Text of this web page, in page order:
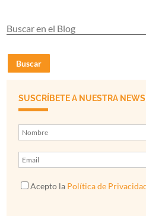
Buscar
SUSCRÍBETE A NUESTRA
Acepto la Política de